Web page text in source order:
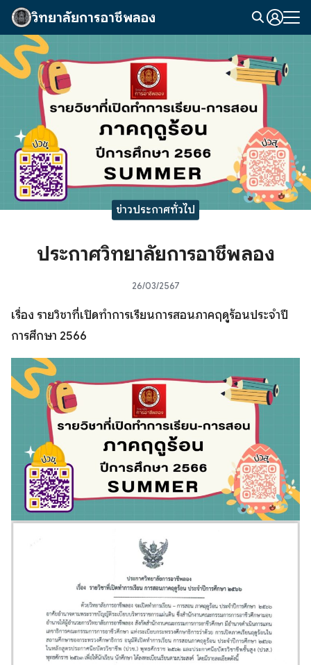
Skip
content
วิทยาลัยการอาชีพลอง
Search
for:
ข่าวประกาศทั่วไป
ประกาศวิทยาลัยการอาชีพลอง
26/03/2567
เรื่อง รายวิชาที่เปิดทำการเรียนการสอนภาคฤดูร้อนประจำปี
การศึกษา 2566